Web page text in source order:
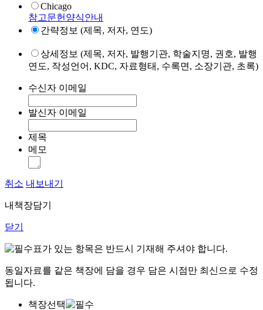
Chicago
참고문헌양식안내
간략정보 (제목, 저자, 연도)
상세정보 (제목, 저자, 발행기관, 학술지명, 권호, 발행
연도, 작성언어, KDC, 자료형태, 수록면, 소장기관, 초록)
수신자 이메일
발신자 이메일
제목
메모
취소 내보내기
내책장담기
닫기
표가 있는 항목은 반드시 기재해 주셔야 합니다.
동일자료를 같은 책장에 담을 경우 담은 시점만 최신으로 수정
됩니다.
책장선택